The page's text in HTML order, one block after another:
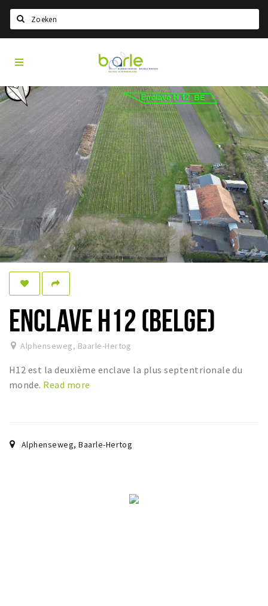
Home
Information
A propos de Baarle
Histoire
Visit Baarle Shop
Bon d'achat Enclave
Événements
Manger
Boire
Dormir
Achats
Parking
Éxpercience
Activité
Visit
Baarle
ENCLAVE H12 (BELGE)
Alphenseweg, Baarle-Hertog
H12 est la deuxième enclave la plus septentrionale du
monde. Read more
Alphenseweg,Baarle-Hertog